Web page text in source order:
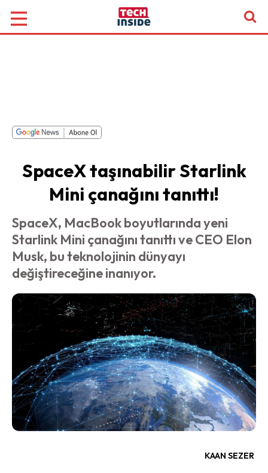
SpaceX taşınabilir Starlink
Mini çanağını tanıttı!
SpaceX, MacBook boyutlarında yeni
Starlink Mini çanağını tanıttı ve CEO Elon
Musk, bu teknolojinin dünyayı
değiştireceğine inanıyor.
KAAN SEZER